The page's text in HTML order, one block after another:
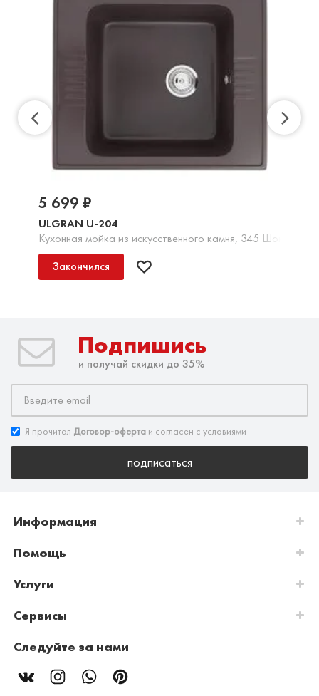
ULGRAN U-204
Кухонная мойка из искусственного камня, 345 Шоколад
5 699 ₽
Закончился
Подпишись
и получай скидки до 35%
Я прочитал Договор-оферта и согласен с условиями
подписаться
Информация
Помощь
Услуги
Сервисы
Следуйте за нами